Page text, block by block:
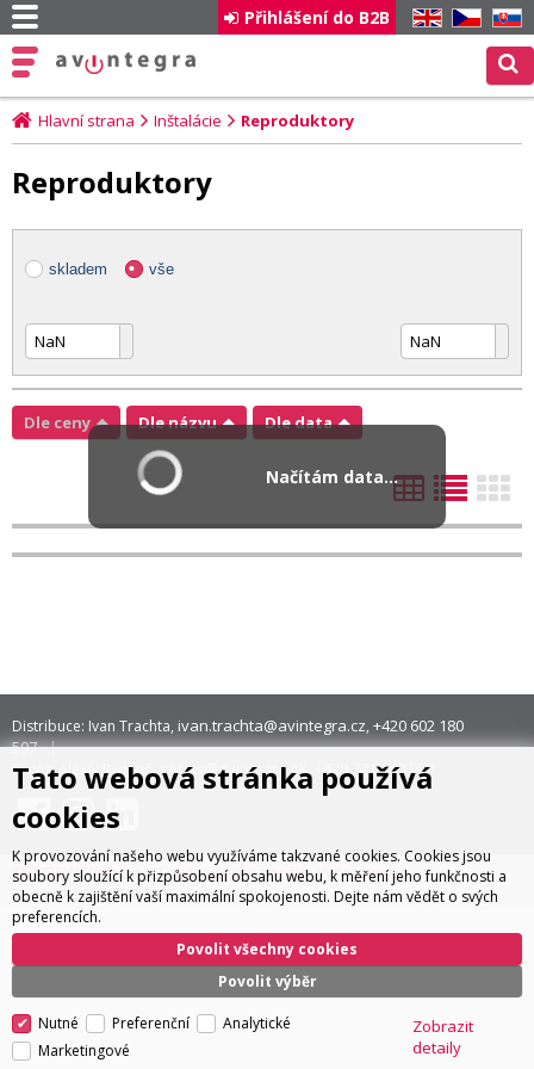
EN CZ SK
Přihlášení do B2B
Hlavní strana Inštalácie Reproduktory
Reproduktory
skladem vše
Dle ceny Dle názvu Dle data
Distribuce: Ivan Trachta, ivan.trachta@avintegra.cz, +420 602 180
597
Servis: Alexej Rydzoň, servis@avintegra.sk, +420 771 140 900
© 2026 AV Integra CZ s.r.o. Všechna práva vyhrazena
Technické řešení © 2026 CyberSoft s.r.o.
Tato webová stránka používá
cookies
K provozování našeho webu využíváme takzvané cookies. Cookies jsou
soubory sloužící k přizpůsobení obsahu webu, k měření jeho funkčnosti a
obecně k zajištění vaší maximální spokojenosti. Dejte nám vědět o svých
preferencích.
Povolit výběr
Povolit všechny cookies
Nutné Preferenční
Analytické
Marketingové
Zobrazit
detaily
Načítám data...